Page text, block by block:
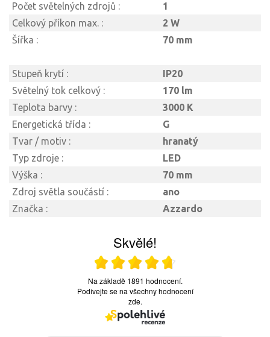
Počet světelných zdrojů :
1
Celkový příkon max. :
2 W
Šířka :
70 mm
Stupeň krytí :
IP20
Světelný tok celkový :
170 lm
Teplota barvy :
3000 K
Energetická třída :
G
Tvar / motiv :
hranatý
Typ zdroje :
LED
Výška :
70 mm
Zdroj světla součástí :
ano
Značka :
Azzardo